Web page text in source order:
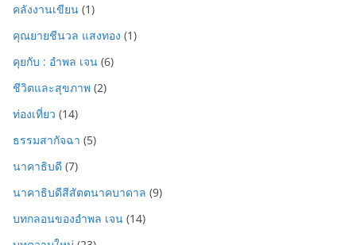
คลังงานเขียน (1)
คุณยายชีนวล แสงทอง (1)
คุยกับ : อำพล เจน (6)
ชีวิตและสุขภาพ (2)
ท่องเที่ยว (14)
ธรรมสากัจฉา (5)
นาคาธิบดี (7)
นาคาธิบดีสีสัตตนาคบาดาล (9)
บทกลอนของอำพล เจน (14)